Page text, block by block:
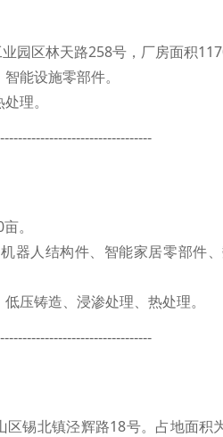
园区林天路258号，厂房面积
能设施零部件。
理。
。
器人结构件、智能家居零部件
压铸造、浸渗处理、热处理。
锡北镇泾辉路18号。占地面积